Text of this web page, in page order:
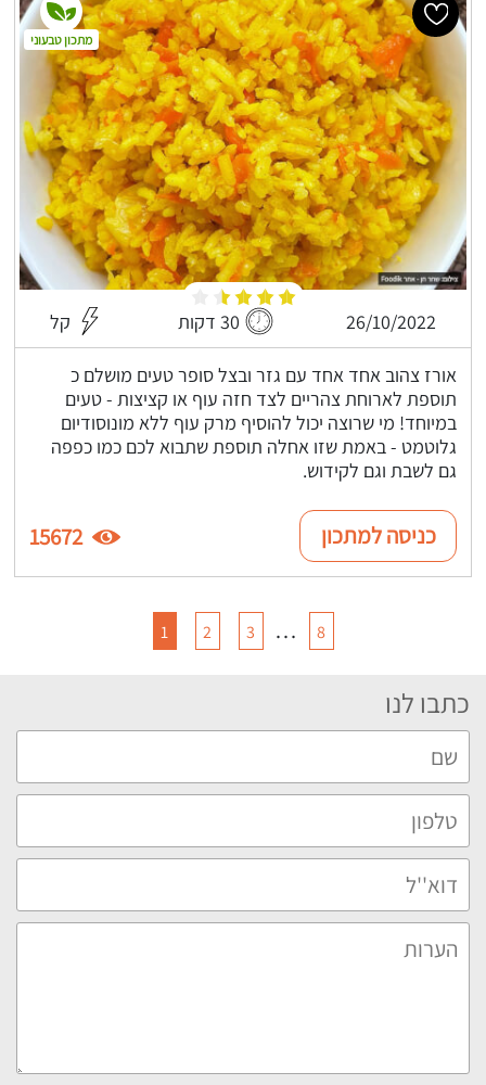
26/10/2022 30 דקות קל
אורז צהוב אחד אחד עם גזר ובצל סופר טעים מושלם כ
תוספת לארוחת צהריים לצד חזה עוף או קציצות - טעים
במיוחד! מי שרוצה יכול להוסיף מרק עוף ללא מונוסודיום
גלוטמט - באמת שזו אחלה תוספת שתבוא לכם כמו כפפה
גם לשבת וגם לקידוש.
מתכון טבעוני
כניסה למתכון 15672
1 2 3 … 8
כתבו לנו